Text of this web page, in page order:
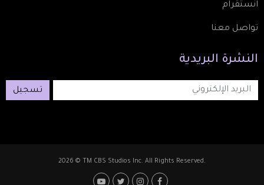
انستقرام
تواصل معنا
النشرة البريدية
تسجيل
2026 © TM CBS Studios Inc. All Rights Reserved.
Footer: Social Media